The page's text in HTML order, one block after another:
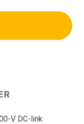
V DC-link